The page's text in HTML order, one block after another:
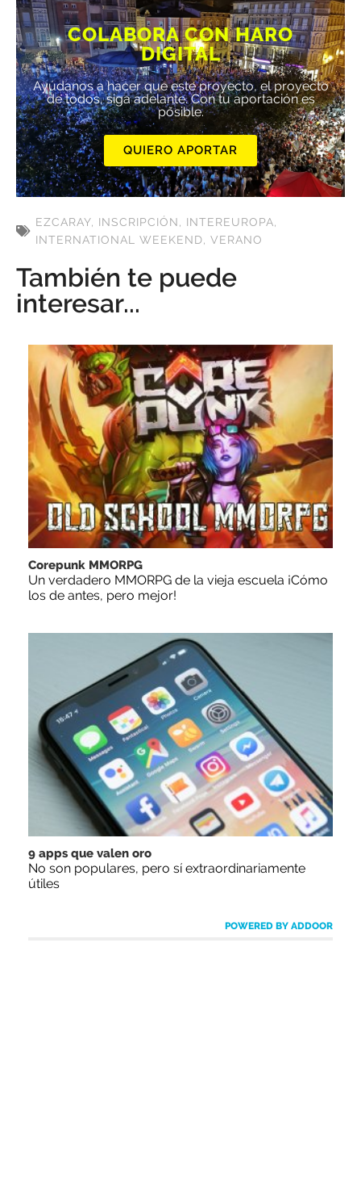
COLABORA CON HARO
DIGITAL
Ayúdanos a hacer que este proyecto, el proyecto
de todos, siga adelante. Con tu aportación es
posible.
QUIERO APORTAR
EZCARAY, INSCRIPCIÓN, INTEREUROPA,
INTERNATIONAL WEEKEND, VERANO
También te puede
interesar...
Corepunk MMORPG
Un verdadero MMORPG de la vieja escuela ¡Cómo
los de antes, pero mejor!
9 apps que valen oro
No son populares, pero sí extraordinariamente
útiles
POWERED BY ADDOOR